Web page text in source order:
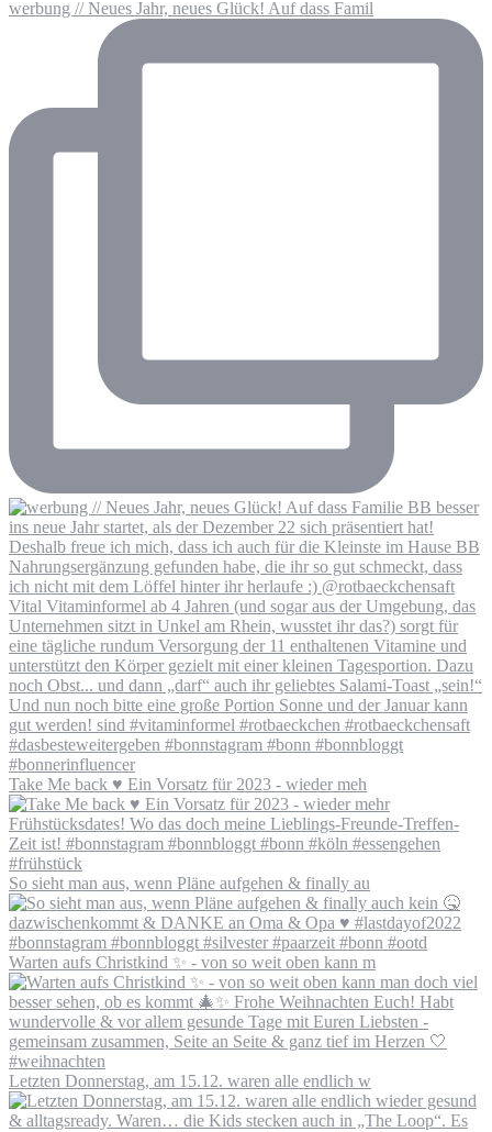
werbung // Neues Jahr, neues Glück! Auf dass Famil
Take Me back ♥️ Ein Vorsatz für 2023 - wieder meh
So sieht man aus, wenn Pläne aufgehen & finally au
Warten aufs Christkind ✨ - von so weit oben kann m
Letzten Donnerstag, am 15.12. waren alle endlich w